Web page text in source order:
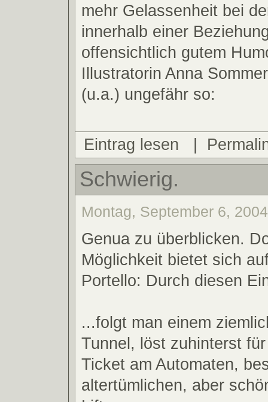
mehr Gelassenheit bei
innerhalb einer
offensichtlich gutem
Illustratorin Anna
(u.a.) ungefähr so:
Eintrag lesen |
Schwierig.
Montag, September 6,
Genua zu überblicken.
Möglichkeit bietet sich
Portello: Durch diesen
...folgt man einem
Tunnel, löst zuhinterst
Ticket am Automaten,
altertümlichen, aber